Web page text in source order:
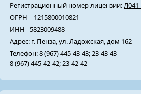
Регистрационный номер лицензии:
ОГРН – 1215800010821
ИНН - 5823009488
Адрес: г. Пенза, ул. Ладожская, дом 162
Телефон: 8 (967) 445-43-43; 23-43-43
8 (967) 445-42-42; 23-42-42